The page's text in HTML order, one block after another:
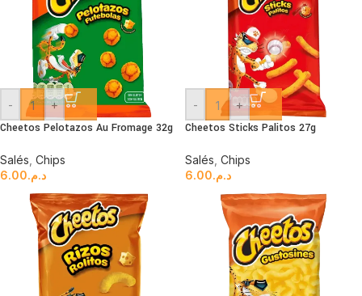
- +
Cheetos Pelotazos Au Fromage 32g
Salés Chips
د.م.6.00
- +
Cheetos Sticks Palitos 27g
Salés Chips
د.م.6.00